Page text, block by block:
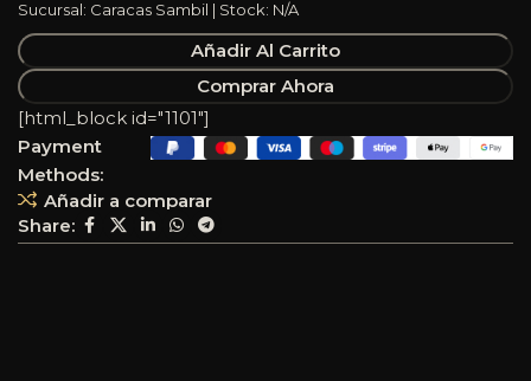
Sucursal: Caracas Sambil | Stock: N/A
Añadir Al Carrito
Comprar Ahora
Añadir a comparar
Share:
[html_block id="1101"]
Payment
Methods: